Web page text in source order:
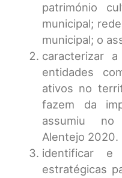
património
municipal;
municipal; o
caracterizar
entidades
ativos no
fazem da
assumiu no
Alentejo 2020.
identificar e
estratégicas